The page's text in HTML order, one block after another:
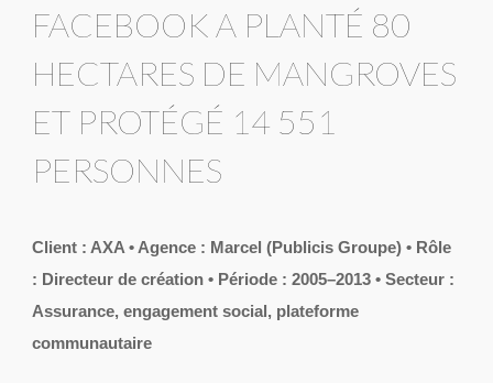
FACEBOOK A PLANTÉ 80
HECTARES DE MANGROVES
ET PROTÉGÉ 14 551
PERSONNES
Client : AXA • Agence : Marcel (Publicis Groupe) • Rôle
: Directeur de création • Période : 2005–2013•Secteur :
Assurance, engagement social, plateforme
communautaire